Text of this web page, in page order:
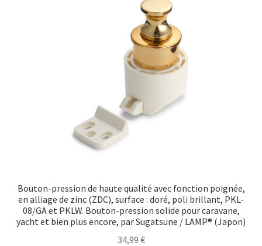
Bouton-pression de haute qualité avec fonction poignée,
en alliage de zinc (ZDC), surface : doré, poli brillant, PKL-
08/GA et PKLW. Bouton-pression solide pour caravane,
yacht et bien plus encore, par Sugatsune / LAMP® (Japon)
34,99 €